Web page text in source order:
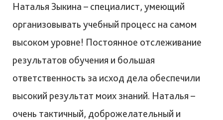
Наталья Зыкина – специалист, умеющий
организовывать учебный процесс на самом
высоком уровне! Постоянное отслеживание
результатов обучения и большая
ответственность за исход дела обеспечили
высокий результат моих знаний. Наталья –
очень тактичный, доброжелательный и